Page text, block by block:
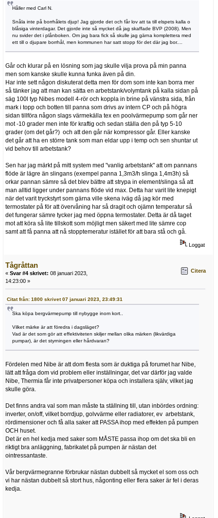
Håller med Carl N.
Snåla inte på borrhålets djup! Jag gjorde det och får lov att ta till elspets kalla o
blåsiga vinterdagar. Det gjorde inte så mycket då jag skaffade BVP (2008). Men
nu svider det i plånboken. Om jag bara fick så skulle jag gärna komplettera med
ett till o djupare borrhål, men kommunen har satt stopp för det där jag bor....
Går och klurar på en lösning som jag skulle vilja prova på min panna
men som kanske skulle kunna funka även på din.
Har inte sett någon diskuterat detta men för dom som inte kan borra mer
så tänker jag att man kan sätta en arbetstank/volymtank på kalla sidan på
säg 100l typ Nibes modell 4-rör och koppla in brine på vänstra sida, från
mark i topp och botten till panna som drivs av intern CP och på högra
sidan tillföra någon slags värmekälla tex en poolvärmepump som går ner
mot -10 grader men inte för kraftig och sedan ställa den på typ 5-10
grader (om det går?) och att den går när kompressor går. Eller kanske
det går att ha en större tank som man eldar upp i temp och sen shuntar ut
vid behov till arbetstank?
Sen har jag märkt på mitt system med "vanlig arbetstank" att om pannans
flöde är lägre än slingans (exempel panna 1,3m3/h slinga 1,4m3h) så
orkar pannan sämre så det blev bättre att strypa in element/slinga så att
man alltid ligger under pannans flöde vid max. Detta har varit lite knepigt
när det varit tryckstyrt som gärna ville skena iväg då jag kör med
termostater på för att övervåning har så dragit och ojämn temperatur så
det fungerar sämre tycker jag med öppna termostater. Detta är då taget
mot att köra så lite tillskott som möjligt men säkert med lite sämre cop
samt att få panna att nå stopptemeratur istället för att bara stå och gå.
Loggat
Tågråttan
« Svar #4 skrivet: 08 januari 2023,
14:23:00 »
Citera
Citat från: 1800 skrivet 07 januari 2023, 23:49:31
Ska köpa bergvärmepump till nybygge inom kort..
Vilket märke är att föredra i dagsläget?
Vad är det som gör att effektiviteten skiljer mellan olika märken (likvärdiga
pumpar), är det styrningen eller hårdvaran?
Fördelen med Nibe är att dom flesta som är duktiga på forumet har Nibe,
lätt att fråga dom vid problem eller inställningar, det var därför jag valde
Nibe, Thermia får inte privatpersoner köpa och installera själv, vilket jag
skulle göra.
Det finns andra val som man måste ta ställning till, utan inbördes ordning:
inverter, on/off, vilket borrdjup, golvvärme eller radiatorer, ev arbetstank,
rördimensioner och få alla saker att PASSA ihop med effekten på pumpen
OCH huset.
Det är en hel kedja med saker som MÅSTE passa ihop om det ska bli en
riktigt bra anläggning, fabrikatet på pumpen är nästan det
ointressantaste.
Vår bergvärmegranne förbrukar nästan dubbelt så mycket el som oss och
vi har nästan dubbelt så stort hus, någonting eller flera saker är fel i deras
kedja.